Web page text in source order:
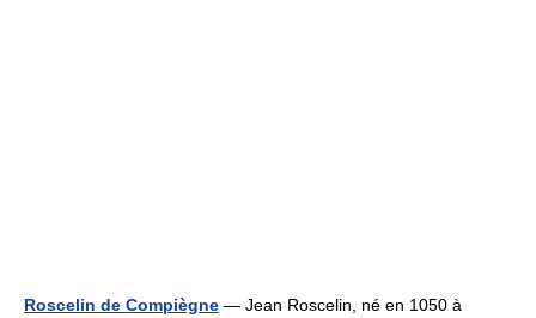
Roscelin de Compiègne — Jean Roscelin, né en 1050 à